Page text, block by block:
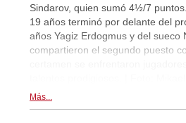
Sindarov, quien sumó 4½/7
19 años terminó por delante del
años Yagiz Erdogmus y del sueco
compartieron el segundo puesto
Más...